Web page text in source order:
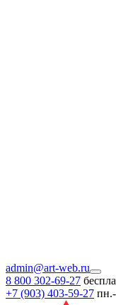
admin@art-web.ru
8 800 302-69-27
+7 (903) 403-59-27